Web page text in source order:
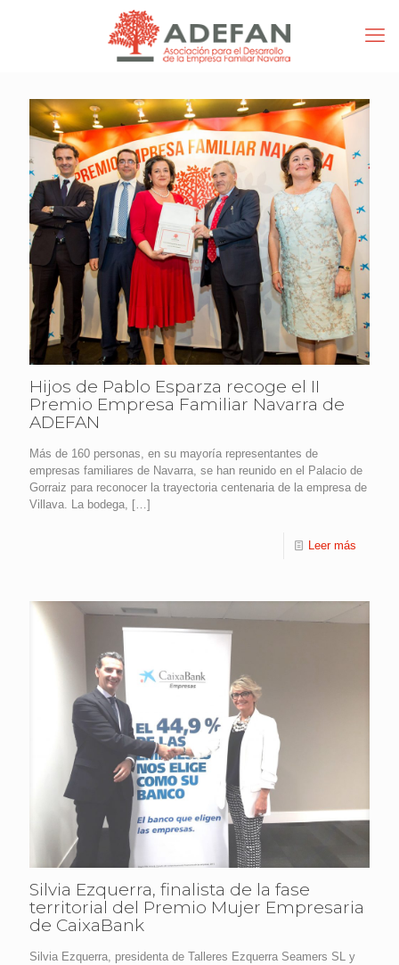
Hijos de Pablo Esparza recoge el II
Premio Empresa Familiar Navarra de
ADEFAN
Más de 160 personas, en su mayoría representantes de
empresas familiares de Navarra, se han reunido en el Palacio de
Gorraiz para reconocer la trayectoria centenaria de la empresa de
Villava. La bodega, […]
Leer más
Silvia Ezquerra, finalista de la fase
territorial del Premio Mujer Empresaria
de CaixaBank
Silvia Ezquerra, presidenta de Talleres Ezquerra Seamers SL y